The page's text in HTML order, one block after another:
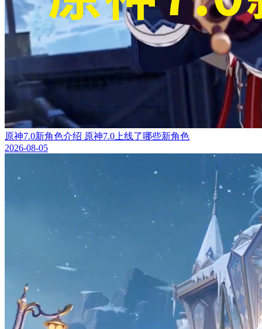
原神7.0新角色介绍 原神7.0上线了哪些新角色
2026-08-05